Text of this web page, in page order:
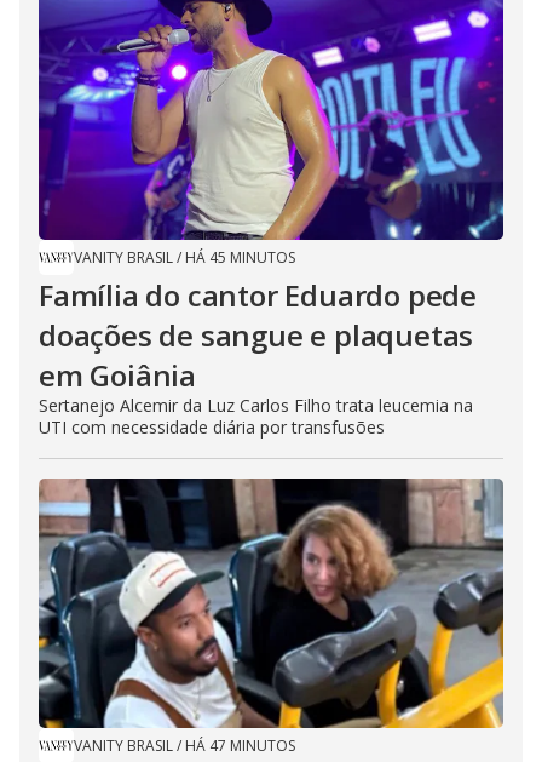
VANITY BRASIL/ HÁ 45 MINUTOS
Família do cantor Eduardo pede
doações de sangue e plaquetas
em Goiânia
Sertanejo Alcemir da Luz Carlos Filho trata leucemia na
UTI com necessidade diária por transfusões
VANITY BRASIL/ HÁ 47 MINUTOS